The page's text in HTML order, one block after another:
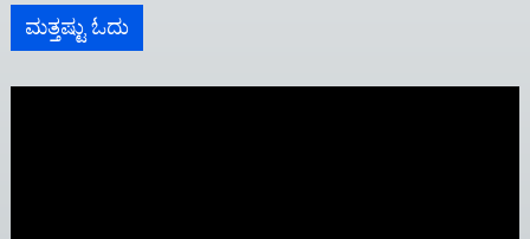
ಮತ್ತಷ್ಟು ಓದು